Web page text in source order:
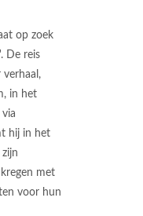
op zoek
De reis
verhaal,
in het
hij in het
met
voor hun